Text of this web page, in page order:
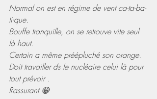
Normal on est en régime de vent ca-ta-ba-
ti-que.
Bouffe tranquille, on se retrouve vite seul
là haut.
Certain a même préépluché son orange.
Doit travailler ds le nucléaire celui là pour
tout prévoir .
Rassurant 😁